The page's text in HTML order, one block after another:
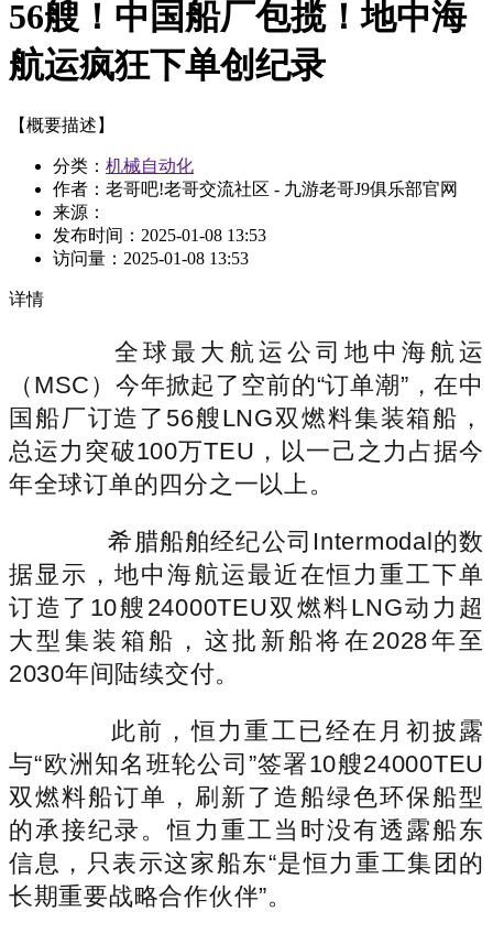
56艘！中国船厂包揽！地中海
航运疯狂下单创纪录
【概要描述】
分类： 机械自动化
作者：老哥吧!老哥交流社区 - 九游老哥J9俱乐部官网
来源：
发布时间： 2025-01-08 13:53
访问量： 2025-01-08 13:53
详情
全球最大航运公司地中海航运
（MSC）今年掀起了空前的“订单潮”，在中
国船厂订造了56艘LNG双燃料集装箱船，
总运力突破100万TEU，以一己之力占据今
年全球订单的四分之一以上。
希腊船舶经纪公司Intermodal的数
据显示，地中海航运最近在恒力重工下单
订造了10艘24000TEU双燃料LNG动力超
大型集装箱船，这批新船将在2028年至
2030年间陆续交付。
此前，恒力重工已经在月初披露
与“欧洲知名班轮公司”签署10艘24000TEU
双燃料船订单，刷新了造船绿色环保船型
的承接纪录。恒力重工当时没有透露船东
信息，只表示这家船东“是恒力重工集团的
长期重要战略合作伙伴”。